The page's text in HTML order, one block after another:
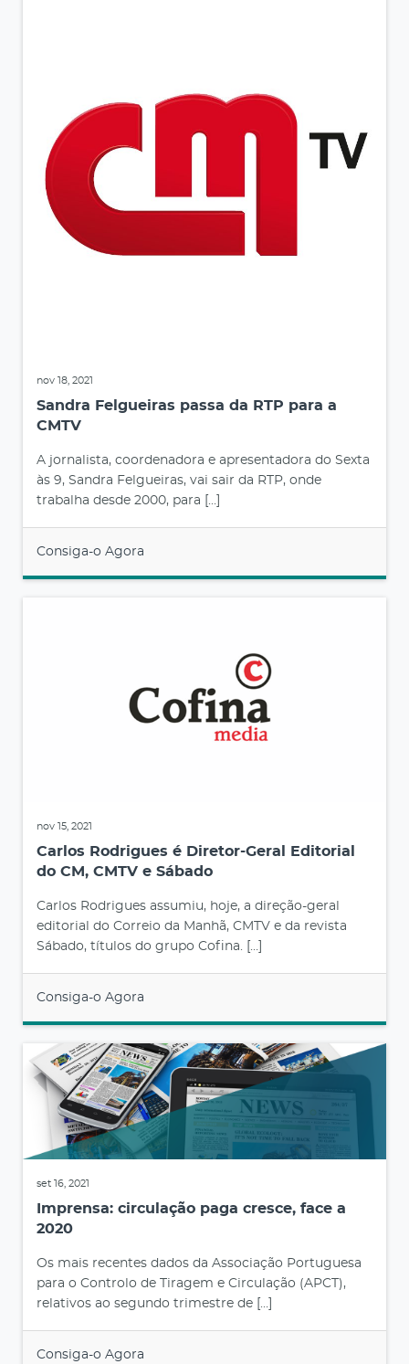
nov 18, 2021
Sandra Felgueiras passa da RTP para a
CMTV
A jornalista, coordenadora e apresentadora do Sexta
às 9, Sandra Felgueiras, vai sair da RTP, onde
trabalha desde 2000, para […]
Consiga-o Agora
nov 15, 2021
Carlos Rodrigues é Diretor-Geral Editorial
do CM, CMTV e Sábado
Carlos Rodrigues assumiu, hoje, a direção-geral
editorial do Correio da Manhã, CMTV e da revista
Sábado, títulos do grupo Cofina. […]
Consiga-o Agora
set 16, 2021
Imprensa: circulação paga cresce, face a
2020
Os mais recentes dados da Associação Portuguesa
para o Controlo de Tiragem e Circulação (APCT),
relativos ao segundo trimestre de […]
Consiga-o Agora